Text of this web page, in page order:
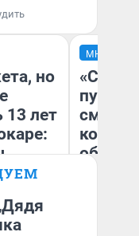
но
13 лет
МНЕНИЕ